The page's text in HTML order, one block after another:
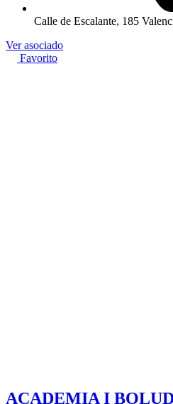
Calle de Escalante, 185
Ver asociado
Favorito
ACADEMIA I